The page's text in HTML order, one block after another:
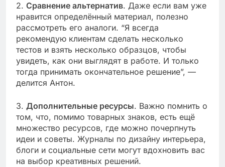
2. Сравнение альтернатив. Даже если вам уже
нравится определённый материал, полезно
рассмотреть его аналоги. “Я всегда
рекомендую клиентам сделать несколько
тестов и взять несколько образцов, чтобы
увидеть, как они выглядят в работе. И только
тогда принимать окончательное решение”, —
делится Антон.
3. Дополнительные ресурсы. Важно помнить о
том, что, помимо товарных знаков, есть ещё
множество ресурсов, где можно почерпнуть
идеи и советы. Журналы по дизайну интерьера,
блоги и социальные сети могут вдохновить вас
на выбор креативных решений.